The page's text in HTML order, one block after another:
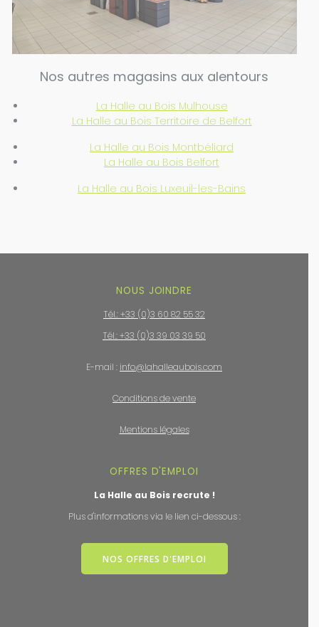
Nos autres magasins aux alentours
La Halle au Bois Mulhouse
La Halle au Bois Territoire de Belfort
La Halle au Bois Montbéliard
La Halle au Bois Belfort
La Halle au Bois Luxeuil-les-Bains
NOUS JOINDRE
Tél.: +33 (0)3 60 82 55 32
Tél.: +33 (0)3 39 03 39 50
E-mail : info@lahalleaubois.com
Conditions de vente
Mentions légales
OFFRES D'EMPLOI
La Halle au Bois recrute !
Plus d'informations via le lien ci-dessous :
NOS OFFRES D'EMPLOI